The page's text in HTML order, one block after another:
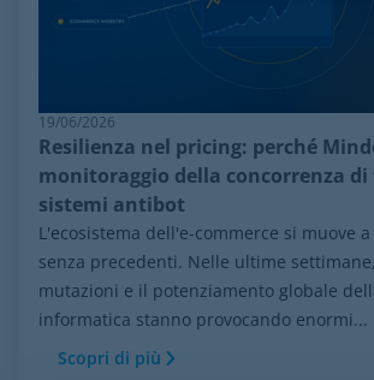
19/06/2026
Resilienza nel pricing: perché
monitoraggio della concorrenza
sistemi antibot
L'ecosistema dell'e-commerce si muove
senza precedenti. Nelle ultime
mutazioni e il potenziamento globale
informatica stanno provocando enormi...
Scopri di più